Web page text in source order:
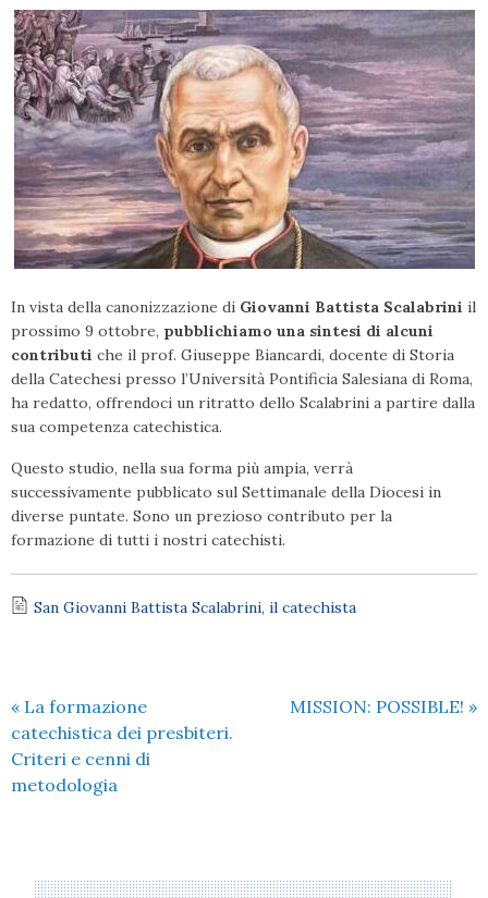
In vista della canonizzazione di Giovanni Battista Scalabrini il
prossimo 9 ottobre, pubblichiamo una sintesi di alcuni
contributi che il prof. Giuseppe Biancardi, docente di Storia
della Catechesi presso l’Università Pontificia Salesiana di Roma,
ha redatto, offrendoci un ritratto dello Scalabrini a partire dalla
sua competenza catechistica.
Questo studio, nella sua forma più ampia, verrà
successivamente pubblicato sul Settimanale della Diocesi in
diverse puntate. Sono un prezioso contributo per la
formazione di tutti i nostri catechisti.
San Giovanni Battista Scalabrini, il catechista
« La formazione
catechistica dei presbiteri.
Criteri e cenni di
metodologia
MISSION: POSSIBLE! »